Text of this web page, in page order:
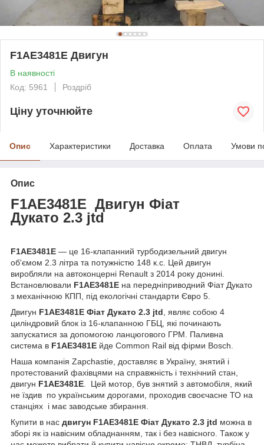
F1AE3481E Двигун
В наявності
Код: 5961
Роздріб
Ціну уточнюйте
Опис Характеристики Доставка Оплата Умови
Опис
F1AE3481E Двигун Фіат
Дукато 2.3 jtd
F1AE3481E — це 16-клапанний турбодизельний двигун
об'ємом 2.3 літра та потужністю 148 к.с. Цей двигун
виробляли на автоконцерні Renault з 2014 року донині.
Встановлювали F1AE3481E на передніприводний Фіат Дукато
з механічною КПП, під екологічні стандарти Євро 5.
Двигун F1AE3481E Фіат Дукато 2.3 jtd , являє собою 4
циліндровий блок із 16-клапанною ГБЦ, які починають
запускатися за допомогою ланцюгового ГРМ. Паливна
система в F1AE3481E йде Common Rail від фірми Bosch.
Наша компанія Zapchastie, доставляє в Україну, знятий і
протестований фахівцями на справжність і технічний стан,
двигун F1AE3481E . Цей мотор, був знятий з автомобіля, який
не їздив по українським дорогами, проходив своєчасне ТО на
станціях і має заводське збирання.
Купити в нас двигун F1AE3481E Фіат Дукато 2.3 jtd можна в
зборі як із навісним обладнанням, так і без навісного. Також у